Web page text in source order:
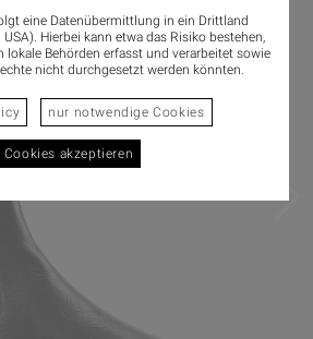
eine Datenübermittlung in ein Drittland
USA). Hierbei kann etwa das Risiko bestehen,
lokale Behörden erfasst und verarbeitet sowie
nicht durchgesetzt werden könnten.
nur notwendige Cookies
Cookies akzeptieren